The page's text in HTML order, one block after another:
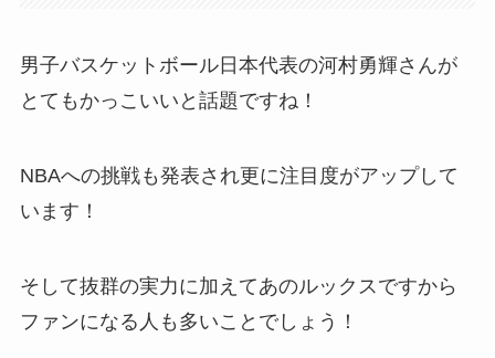
男子バスケットボール日本代表の河村勇輝さんが
とてもかっこいいと話題ですね！
NBAへの挑戦も発表され更に注目度がアップして
います！
そして抜群の実力に加えてあのルックスですから
ファンになる人も多いことでしょう！